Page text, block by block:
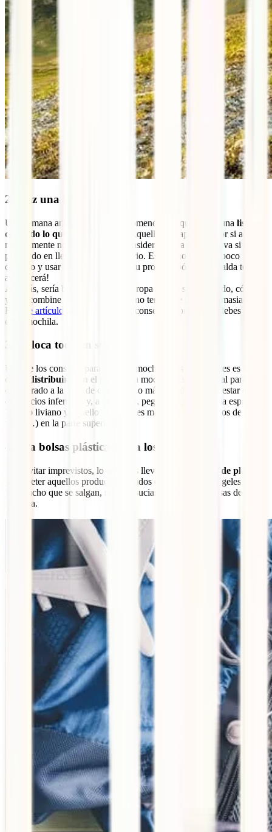
2. Haz una lista
Una semana antes de partir te recomendamos que hagas una lista
con todo lo que quieres llevar
. Aquello que apuntes “por si acaso”
normalmente no lo utilizarás y considera que la ropa se lava si estás
pensando en llevarte todo el armario. Es mucho mejor ir poco
cargado y usar las
o tu propio jabón, ¡tu espalda te lo
agradecerá!
Además, sería bueno que llevases ropa que se seque rápido, cómoda
y que combine entre ella, para así no tener que pensar demasiado.
En
este artículo
te damos algunos consejos sobre lo que debes meter
en la mochila.
3. Coloca todo en su sitio
Uno de los consejos para hacer la mochila más importantes es
cómo distribuir bien el peso
en la mochila. Es primordial para estar
equilibrado a la hora de caminar. Lo más pesado debería estar en los
dos tercios inferiores y, a poder ser, pegado a la zona de la espalda.
Deja lo liviano y aquello que utilices más (pijama, artículos de aseo,
toalla…) en la parte superior.
4. Usa bolsas plásticas para los líquidos
Para evitar imprevistos, lo mejor es llevar algún
neceser de plástico
para meter aquellos productos líquidos como champús o geles. Así,
por mucho que se salgan, no te ensuciarán el resto de cosas de la
mochila.